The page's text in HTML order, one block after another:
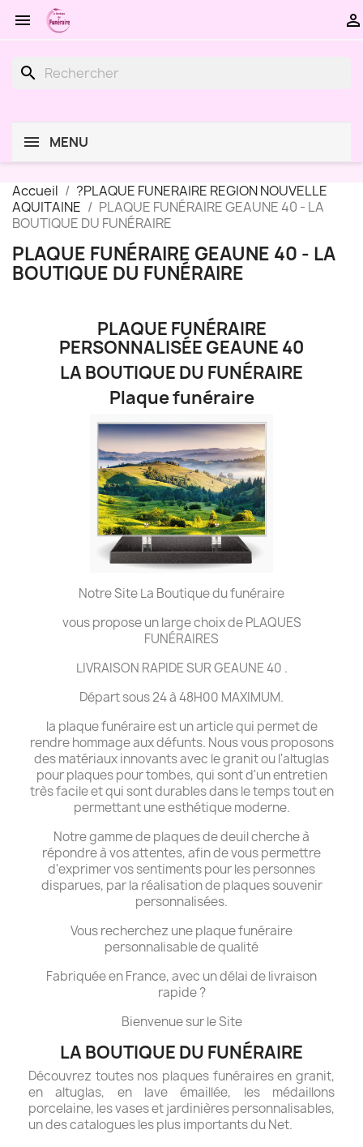
 
search
MENU
Accueil
?PLAQUE FUNERAIRE REGION NOUVELLE
AQUITAINE
PLAQUE FUNÉRAIRE GEAUNE 40 - LA
BOUTIQUE DU FUNÉRAIRE
PLAQUE FUNÉRAIRE GEAUNE 40 - LA
BOUTIQUE DU FUNÉRAIRE
PLAQUE FUNÉRAIRE
PERSONNALISÉE GEAUNE 40
LA BOUTIQUE DU FUNÉRAIRE
Plaque funéraire
Notre Site La Boutique du funéraire
vous propose un large choix de PLAQUES
FUNÉRAIRES
LIVRAISON RAPIDE SUR GEAUNE 40 .
Départ sous 24 à 48H00 MAXIMUM.
la plaque funéraire est un article qui permet de
rendre hommage aux défunts. Nous vous proposons
des matériaux innovants avec le granit ou l'altuglas
pour plaques pour tombes, qui sont d'un entretien
très facile et qui sont durables dans le temps tout en
permettant une esthétique moderne.
Notre gamme de plaques de deuil cherche à
répondre à vos attentes, afin de vous permettre
d'exprimer vos sentiments pour les personnes
disparues, par la réalisation de plaques souvenir
personnalisées.
Vous recherchez une plaque funéraire
personnalisable de qualité
Fabriquée en France, avec un délai de livraison
rapide ?
Bienvenue sur le Site
LA BOUTIQUE DU FUNÉRAIRE
Découvrez toutes nos plaques funéraires en granit,
en altuglas, en lave émaillée, les médaillons
porcelaine, les vases et jardinières personnalisables,
un des catalogues les plus importants du Net.